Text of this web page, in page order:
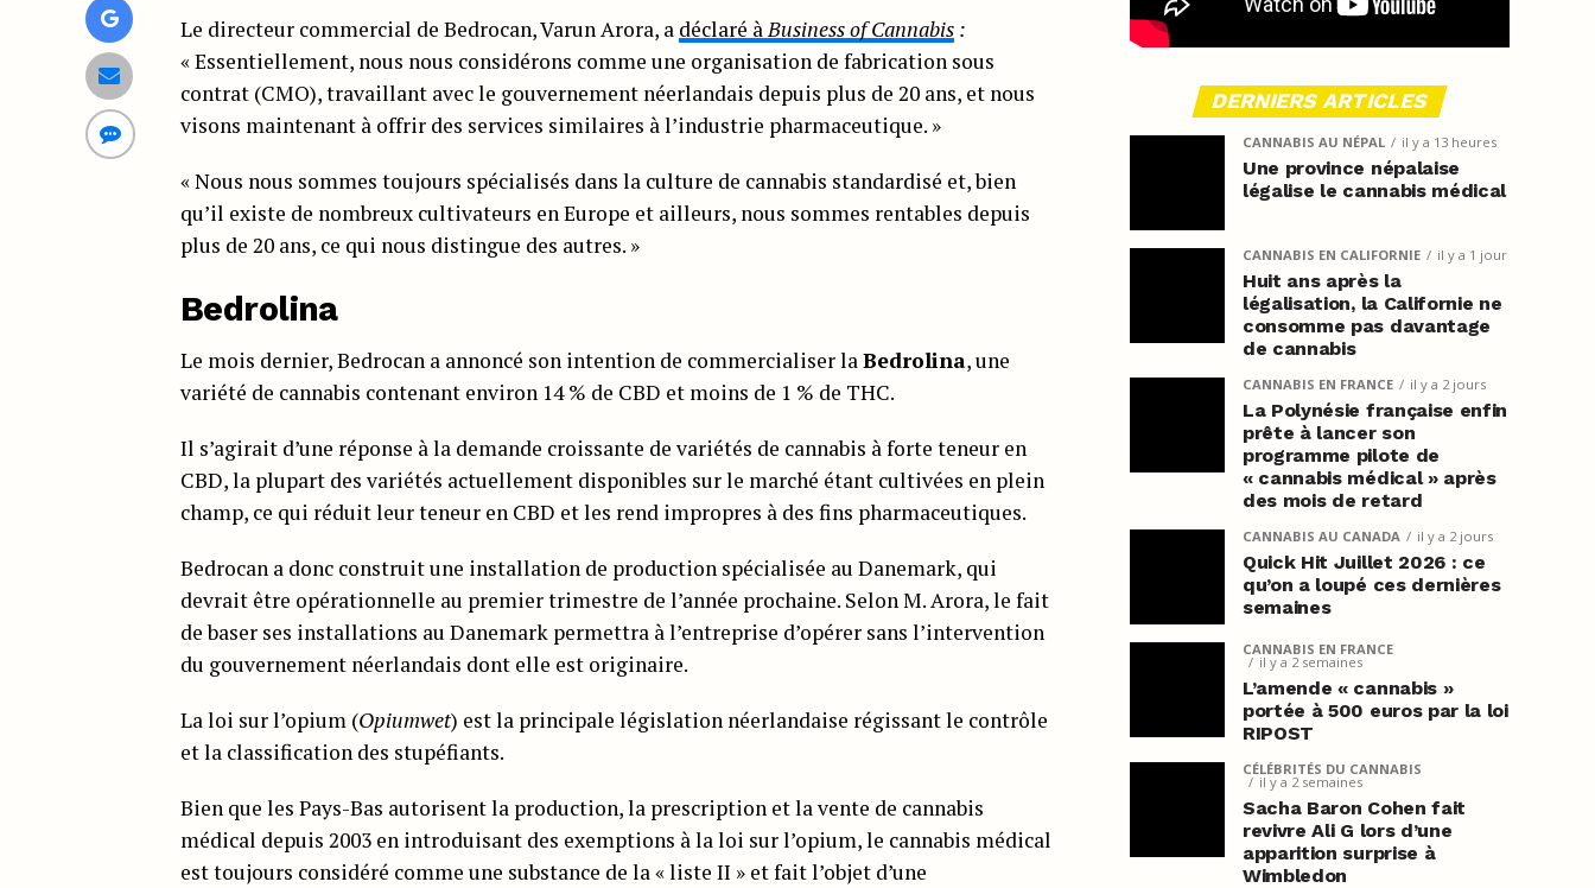
Le directeur commercial de Bedrocan, Varun Arora, a déclaré à Business of Cannabis :
« Essentiellement, nous nous considérons comme une organisation de fabrication sous
contrat (CMO), travaillant avec le gouvernement néerlandais depuis plus de 20 ans, et nous
visons maintenant à offrir des services similaires à l’industrie pharmaceutique. »
« Nous nous sommes toujours spécialisés dans la culture de cannabis standardisé et, bien
qu’il existe de nombreux cultivateurs en Europe et ailleurs, nous sommes rentables depuis
plus de 20 ans, ce qui nous distingue des autres. »
Bedrolina
Le mois dernier, Bedrocan a annoncé son intention de commercialiser la Bedrolina, une
variété de cannabis contenant environ 14 % de CBD et moins de 1 % de THC.
Il s’agirait d’une réponse à la demande croissante de variétés de cannabis à forte teneur en
CBD, la plupart des variétés actuellement disponibles sur le marché étant cultivées en plein
champ, ce qui réduit leur teneur en CBD et les rend impropres à des fins pharmaceutiques.
Bedrocan a donc construit une installation de production spécialisée au Danemark, qui
devrait être opérationnelle au premier trimestre de l’année prochaine. Selon M. Arora, le fait
de baser ses installations au Danemark permettra à l’entreprise d’opérer sans l’intervention
du gouvernement néerlandais dont elle est originaire.
La loi sur l’opium (Opiumwet) est la principale législation néerlandaise régissant le contrôle
et la classification des stupéfiants.
Bien que les Pays-Bas autorisent la production, la prescription et la vente de cannabis
médical depuis 2003 en introduisant des exemptions à la loi sur l’opium, le cannabis médical
est toujours considéré comme une substance de la « liste II » et fait l’objet d’une
DERNIERS ARTICLES
CANNABIS AU NÉPAL il y a 13 heures
Une province népalaise
légalise le cannabis médical
CANNABIS EN CALIFORNIE il y a 1 jour
Huit ans après la
légalisation, la Californie ne
consomme pas davantage
de cannabis
CANNABIS EN FRANCE il y a 2 jours
La Polynésie française enfin
prête à lancer son
programme pilote de
« cannabis médical » après
des mois de retard
CANNABIS AU CANADA il y a 2 jours
Quick Hit Juillet 2026 : ce
qu’on a loupé ces dernières
semaines
CANNABIS EN FRANCE
il y a 2 semaines
L’amende « cannabis »
portée à 500 euros par la loi
RIPOST
CÉLÉBRITÉS DU CANNABIS
il y a 2 semaines
Sacha Baron Cohen fait
revivre Ali G lors d’une
apparition surprise à
Wimbledon